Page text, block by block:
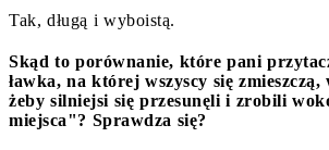
Tak, długą i wyboistą.
Skąd to porównanie, które pani
ławka, na której wszyscy się
żeby silniejsi się przesunęli i zrobili
miejsca"? Sprawdza się?